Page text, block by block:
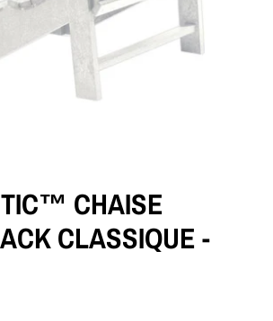
CHAISE
CLASSIQUE -